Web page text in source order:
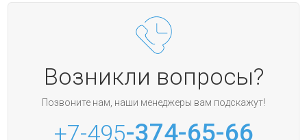
Возникли вопросы?
Позвоните нам, наши менеджеры вам подскажут!
+7-495-374-65-66